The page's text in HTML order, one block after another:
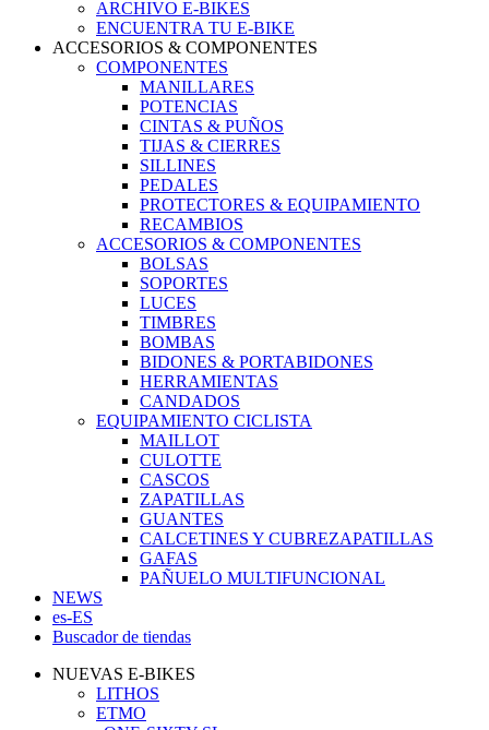
ARCHIVO E-BIKES
ENCUENTRA TU E-BIKE
ACCESORIOS & COMPONENTES
COMPONENTES
MANILLARES
POTENCIAS
CINTAS & PUÑOS
TIJAS & CIERRES
SILLINES
PEDALES
PROTECTORES & EQUIPAMIENTO
RECAMBIOS
ACCESORIOS & COMPONENTES
BOLSAS
SOPORTES
LUCES
TIMBRES
BOMBAS
BIDONES & PORTABIDONES
HERRAMIENTAS
CANDADOS
EQUIPAMIENTO CICLISTA
MAILLOT
CULOTTE
CASCOS
ZAPATILLAS
GUANTES
CALCETINES Y CUBREZAPATILLAS
GAFAS
PAÑUELO MULTIFUNCIONAL
NEWS
es-ES
Buscador de tiendas
NUEVAS E-BIKES
LITHOS
ETMO